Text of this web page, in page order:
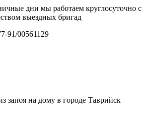
дни мы работаем круглосуточно с
выездных бригад
91/00561129
запоя на дому в городе Таврийск